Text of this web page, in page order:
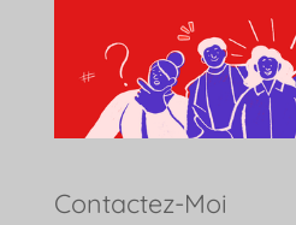
Contactez-Moi